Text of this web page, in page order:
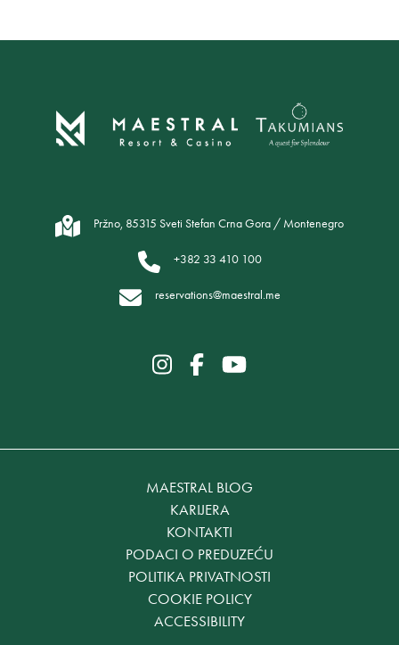
Pržno, 85315 Sveti Stefan Crna Gora / Montenegro
+382 33 410 100
reservations@maestral.me
MAESTRAL BLOG
KARIJERA
KONTAKTI
PODACI O PREDUZEĆU
POLITIKA PRIVATNOSTI
COOKIE POLICY
ACCESSIBILITY